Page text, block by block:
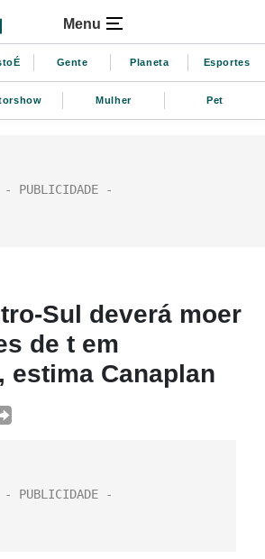
Menu
Gente Planeta Esportes
Mulher Pet
Sul deverá moer
de t em
estima Canaplan